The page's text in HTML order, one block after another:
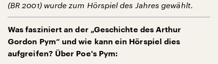
(BR 2001) wurde zum Hörspiel des Jahres gewählt.
Was fasziniert an der „Geschichte des Arthur
Gordon Pym“ und wie kann ein Hörspiel dies
aufgreifen? Über Poe's Pym: